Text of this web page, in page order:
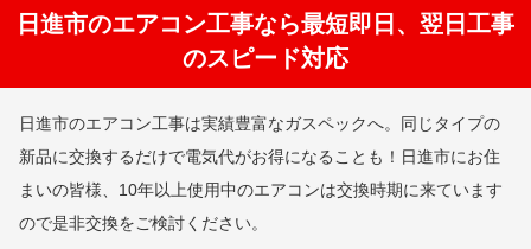
日進市のエアコン工事なら最短即日、翌日工事
のスピード対応
日進市のエアコン工事は実績豊富なガスペックへ。同じタイプの
新品に交換するだけで電気代がお得になることも！日進市にお住
まいの皆様、10年以上使用中のエアコンは交換時期に来ています
ので是非交換をご検討ください。